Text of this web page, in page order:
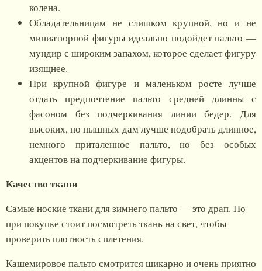
колена.
Обладательницам не слишком крупной, но и не
миниатюрной фигуры идеально подойдет пальто —
мундир с широким запахом, которое сделает фигуру
изящнее.
При крупной фигуре и маленьком росте лучше
отдать предпочтение пальто средней длинны с
фасоном без подчеркивания линии бедер. Для
высоких, но пышных дам лучше подобрать длинное,
немного приталенное пальто, но без особых
акцентов на подчеркивание фигуры.
Качество ткани
Самые ноские ткани для зимнего пальто — это драп. Но
при покупке стоит посмотреть ткань на свет, чтобы
проверить плотность сплетения.
Кашемировое пальто смотрится шикарно и очень приятно